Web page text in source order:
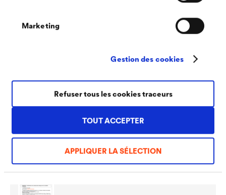
Marketing
Gestion des cookies
TOUT ACCEPTER
APPLIQUER LA SÉLECTION
Refuser tous les cookies traceurs
Téléchargements
Fiche techniqueLUCITE 462 Classic (FR)